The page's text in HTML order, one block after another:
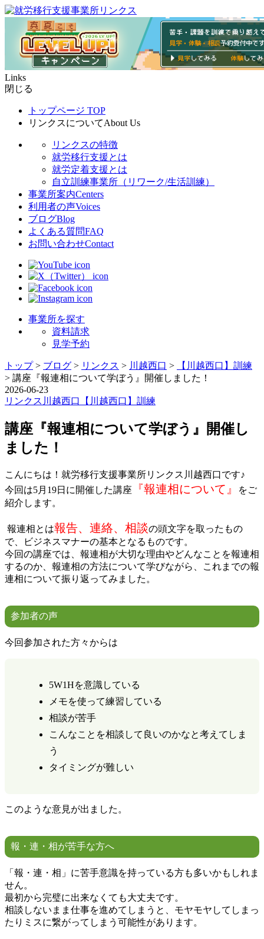
Links
閉じる
トップページ TOP
リンクスについてAbout Us
リンクスの特徴
就労移行支援とは
就労定着支援とは
自立訓練事業所（リワーク/生活訓練）
事業所案内Centers
利用者の声Voices
ブログBlog
よくある質問FAQ
お問い合わせContact
事業所を探す
資料請求
見学予約
トップ> ブログ > リンクス > 川越西口 >
【川越西口】訓練
> 講座『報連相について学ぼう』開催しました！
2026-06-23
リンクス 川越西口 【川越西口】訓練
講座『報連相について学ぼう』開催し
ました！
こんにちは！就労移行支援事業所リンクス川越西口です♪
今回は5月19日に開催した講座
『報連相について』
をご
紹介します。
報連相とは報告、連絡、相談の頭文字を取ったもの
で、ビジネスマナーの基本となるものです。
今回の講座では、報連相が大切な理由やどんなことを報連相
するのか、報連相の方法について学びながら、これまでの報
連相について振り返ってみました。
参加者の声
今回参加された方々からは
5W1Hを意識している
メモを使って練習している
相談が苦手
こんなことを相談して良いのかなと考えてしま
う
タイミングが難しい
このような意見が出ました。
報・連・相が苦手な方へ
「報・連・相」に苦手意識を持っている方も多いかもしれま
せん。
最初から完璧に出来なくても大丈夫です。
相談しないまま仕事を進めてしまうと、モヤモヤしてしまっ
たりミスに繋がってしまう可能性があります。